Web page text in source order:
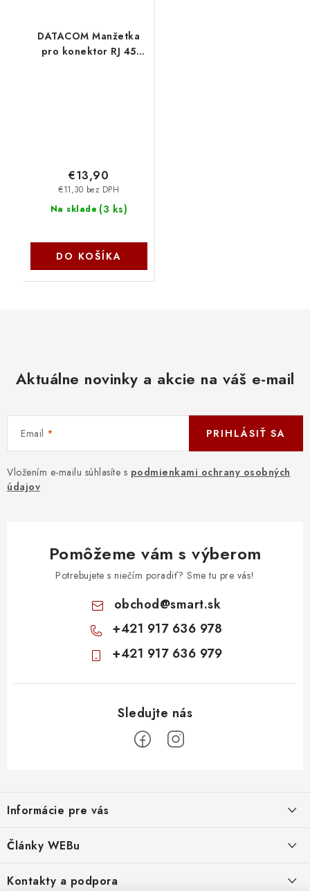
DATACOM Manžetka
pro konektor RJ 45
Na sklade (3 ks)
€11,30 bez DPH
€13,90
DO KOŠÍKA
Aktuálne novinky a akcie na váš e-mail
Email
Vložením e-mailu súhlasíte s podmienkami ochrany osobných
údajov
PRIHLÁSIŤ SA
Pomôžeme vám s výberom
Potrebujete s niečím poradiť? Sme tu pre vás!
obchod@smart.sk
+421 917 636 978
+421 917 636 979
p
ä
Informácie pre vás
Obchodné podmienky
Články WEBu
16.6.2026
Kontakty a podpora